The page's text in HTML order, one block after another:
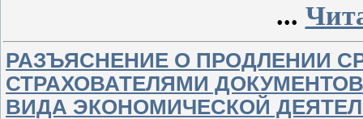
...
РАЗЪЯСНЕНИЕ О ПРОДЛЕНИИ
СТРАХОВАТЕЛЯМИ
ВИДА ЭКОНОМИЧЕСКОЙ